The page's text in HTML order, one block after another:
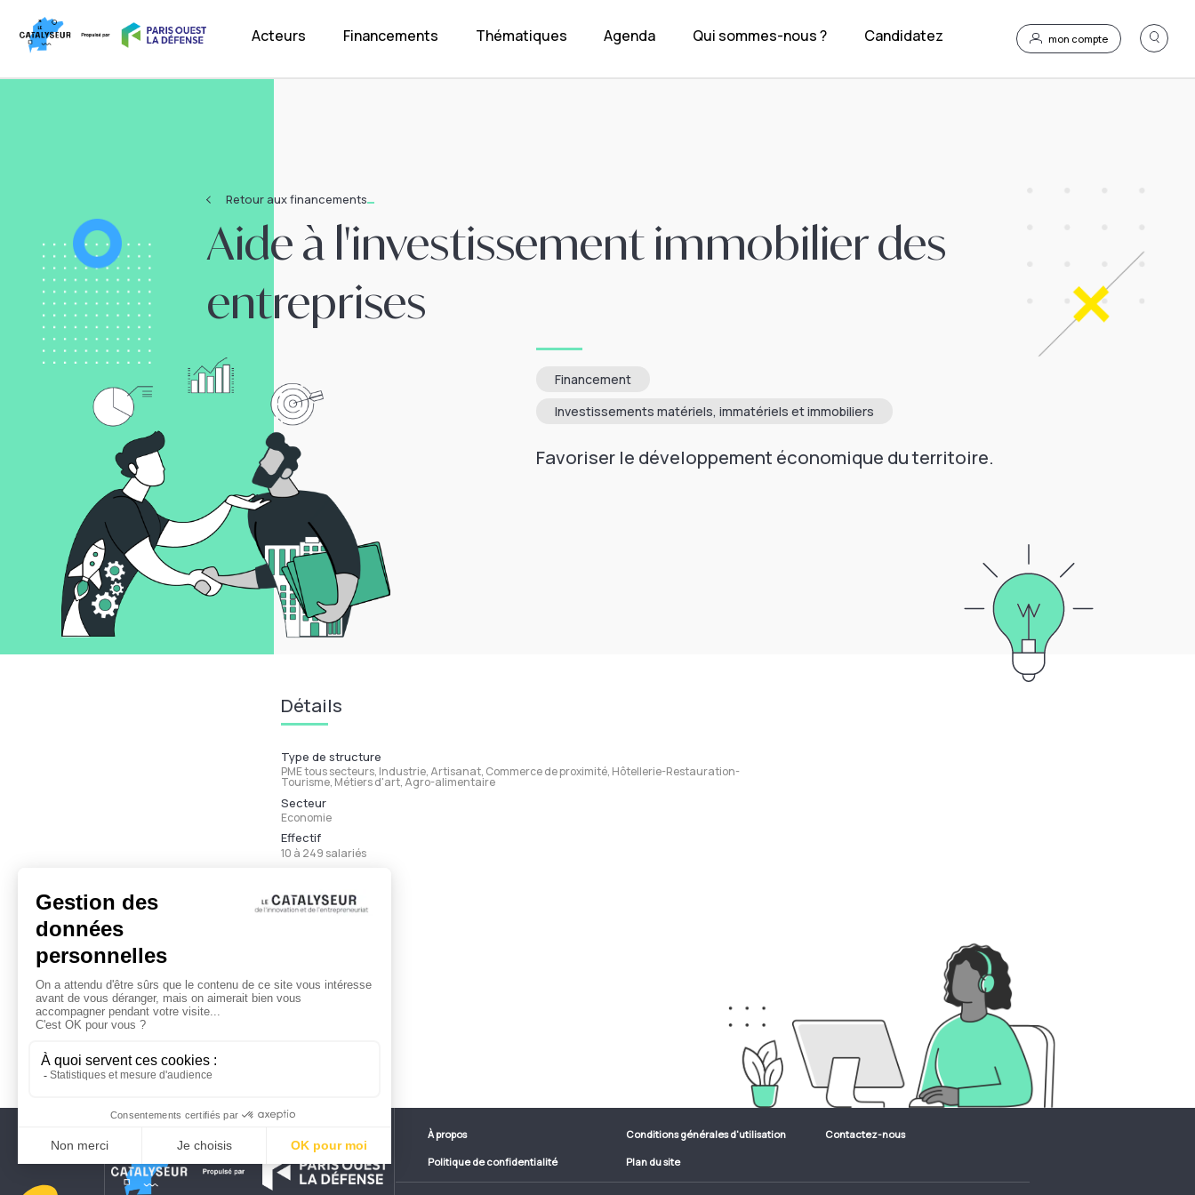
Acteurs Financements Thématiques Agenda Qui sommes-nous ? Candidatez mon compte
Retour aux financements
Aide à l'investissement immobilier des
entreprises
Financement
Investissements matériels, immatériels et immobiliers
Favoriser le développement économique du territoire.
Détails
Type de structure
PME tous secteurs, Industrie, Artisanat, Commerce de proximité, Hôtellerie-Restauration-
Tourisme, Métiers d'art, Agro-alimentaire
Secteur
Economie
Effectif
10 à 249 salariés
À propos Conditions générales d'utilisation Contactez-nous
Politique de confidentialité Plan du site